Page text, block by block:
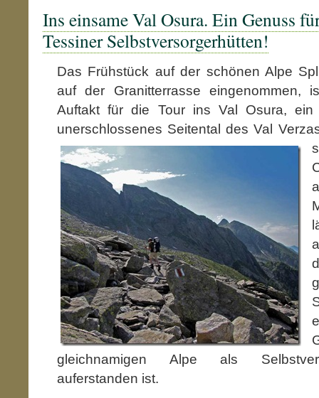
Ins einsame Val Osura. Ein Genuss
Tessiner Selbstversorgerhütten!
Das Frühstück auf der schönen Alpe
auf der Granitterrasse eingenommen,
Auftakt für die Tour ins Val Osura, ein
unerschlossenes Seitental des Val
gleichnamigen Alpe als
auferstanden ist.